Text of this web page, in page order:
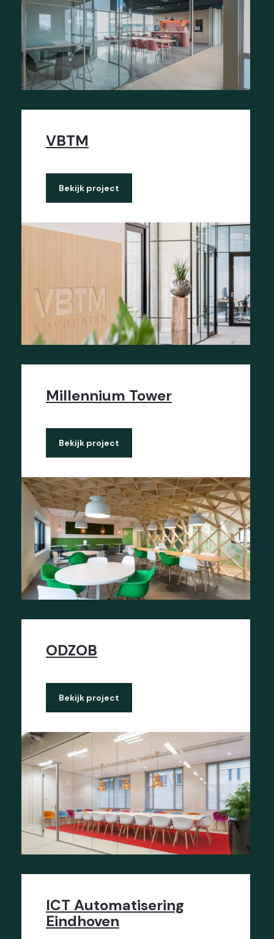
VBTM
Bekijk project
Millennium Tower
Bekijk project
ODZOB
Bekijk project
ICT Automatisering
Eindhoven